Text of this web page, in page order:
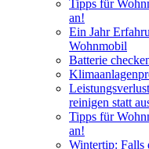
Tipps für
an!
Ein Jahr
Wohnmobil
Batterie
reinigen statt
Tipps für
an!
Wintertip: Falls